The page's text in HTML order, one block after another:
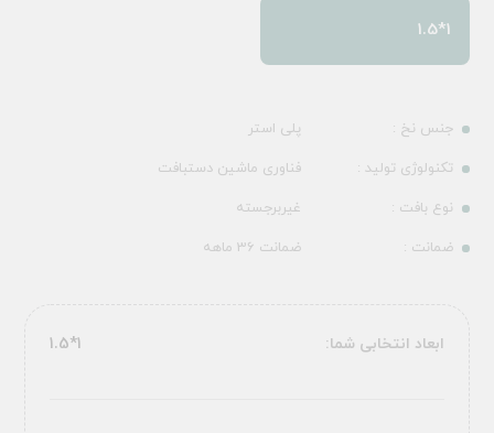
جنس نخ :
پلی استر
تکنولوژی تولید :
فناوری ماشین دستبافت
نوع بافت :
غیربرجسته
ضمانت :
ضمانت 36 ماهه
1*1.5
ابعاد انتخابی شما: 1*1.5